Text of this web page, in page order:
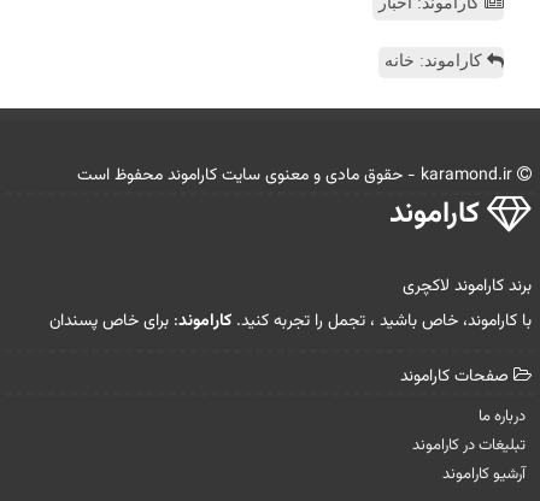
کاراموند: خانه
كاراموند
برند کاراموند لاکچری
با کاراموند، خاص باشید ، تجمل را تجربه کنید. کاراموند: برای خاص پسندان
صفحات كاراموند
درباره ما
تبلیغات در كاراموند
آرشیو كاراموند